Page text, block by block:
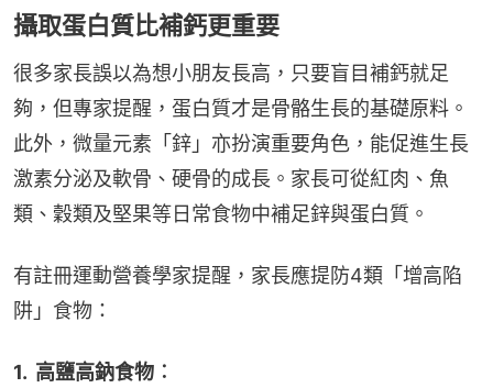
攝取蛋白質比補鈣更重要
很多家長誤以為想小朋友長高，只要盲目補鈣就足
夠，但專家提醒，蛋白質才是骨骼生長的基礎原料。
此外，微量元素「鋅」亦扮演重要角色，能促進生長
激素分泌及軟骨、硬骨的成長。家長可從紅肉、魚
類、穀類及堅果等日常食物中補足鋅與蛋白質。
有註冊運動營養學家提醒，家長應提防4類「增高陷
阱」食物：
1.  高鹽高鈉食物︰